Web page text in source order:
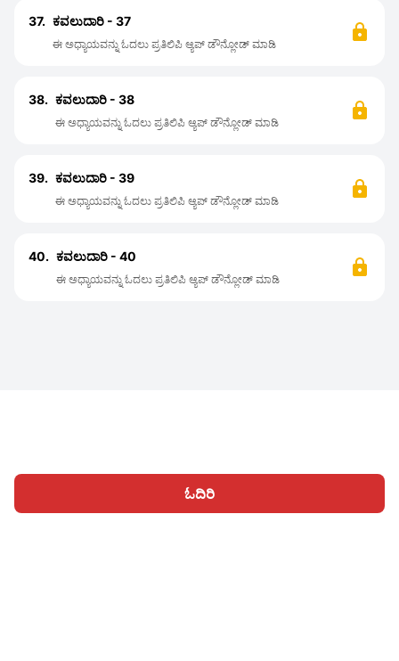
ಓದಿರಿ
37. ಕವಲುದಾರಿ - 37
ಈ ಅಧ್ಯಾಯವನ್ನು ಓದಲು ಪ್ರತಿಲಿಪಿ ಆ್ಯಪ್ ಡೌನ್ಲೋಡ್ ಮಾಡಿ
38. ಕವಲುದಾರಿ - 38
ಈ ಅಧ್ಯಾಯವನ್ನು ಓದಲು ಪ್ರತಿಲಿಪಿ ಆ್ಯಪ್ ಡೌನ್ಲೋಡ್ ಮಾಡಿ
39. ಕವಲುದಾರಿ - 39
ಈ ಅಧ್ಯಾಯವನ್ನು ಓದಲು ಪ್ರತಿಲಿಪಿ ಆ್ಯಪ್ ಡೌನ್ಲೋಡ್ ಮಾಡಿ
40. ಕವಲುದಾರಿ - 40
ಈ ಅಧ್ಯಾಯವನ್ನು ಓದಲು ಪ್ರತಿಲಿಪಿ ಆ್ಯಪ್ ಡೌನ್ಲೋಡ್ ಮಾಡಿ
ಹೋಮ್ ವಿಭಾಗಗಳು ಬರೆಯಿರಿ ಲೇಖನಗಳು ಸೈನ್ ಇನ್ ಆಗಿ